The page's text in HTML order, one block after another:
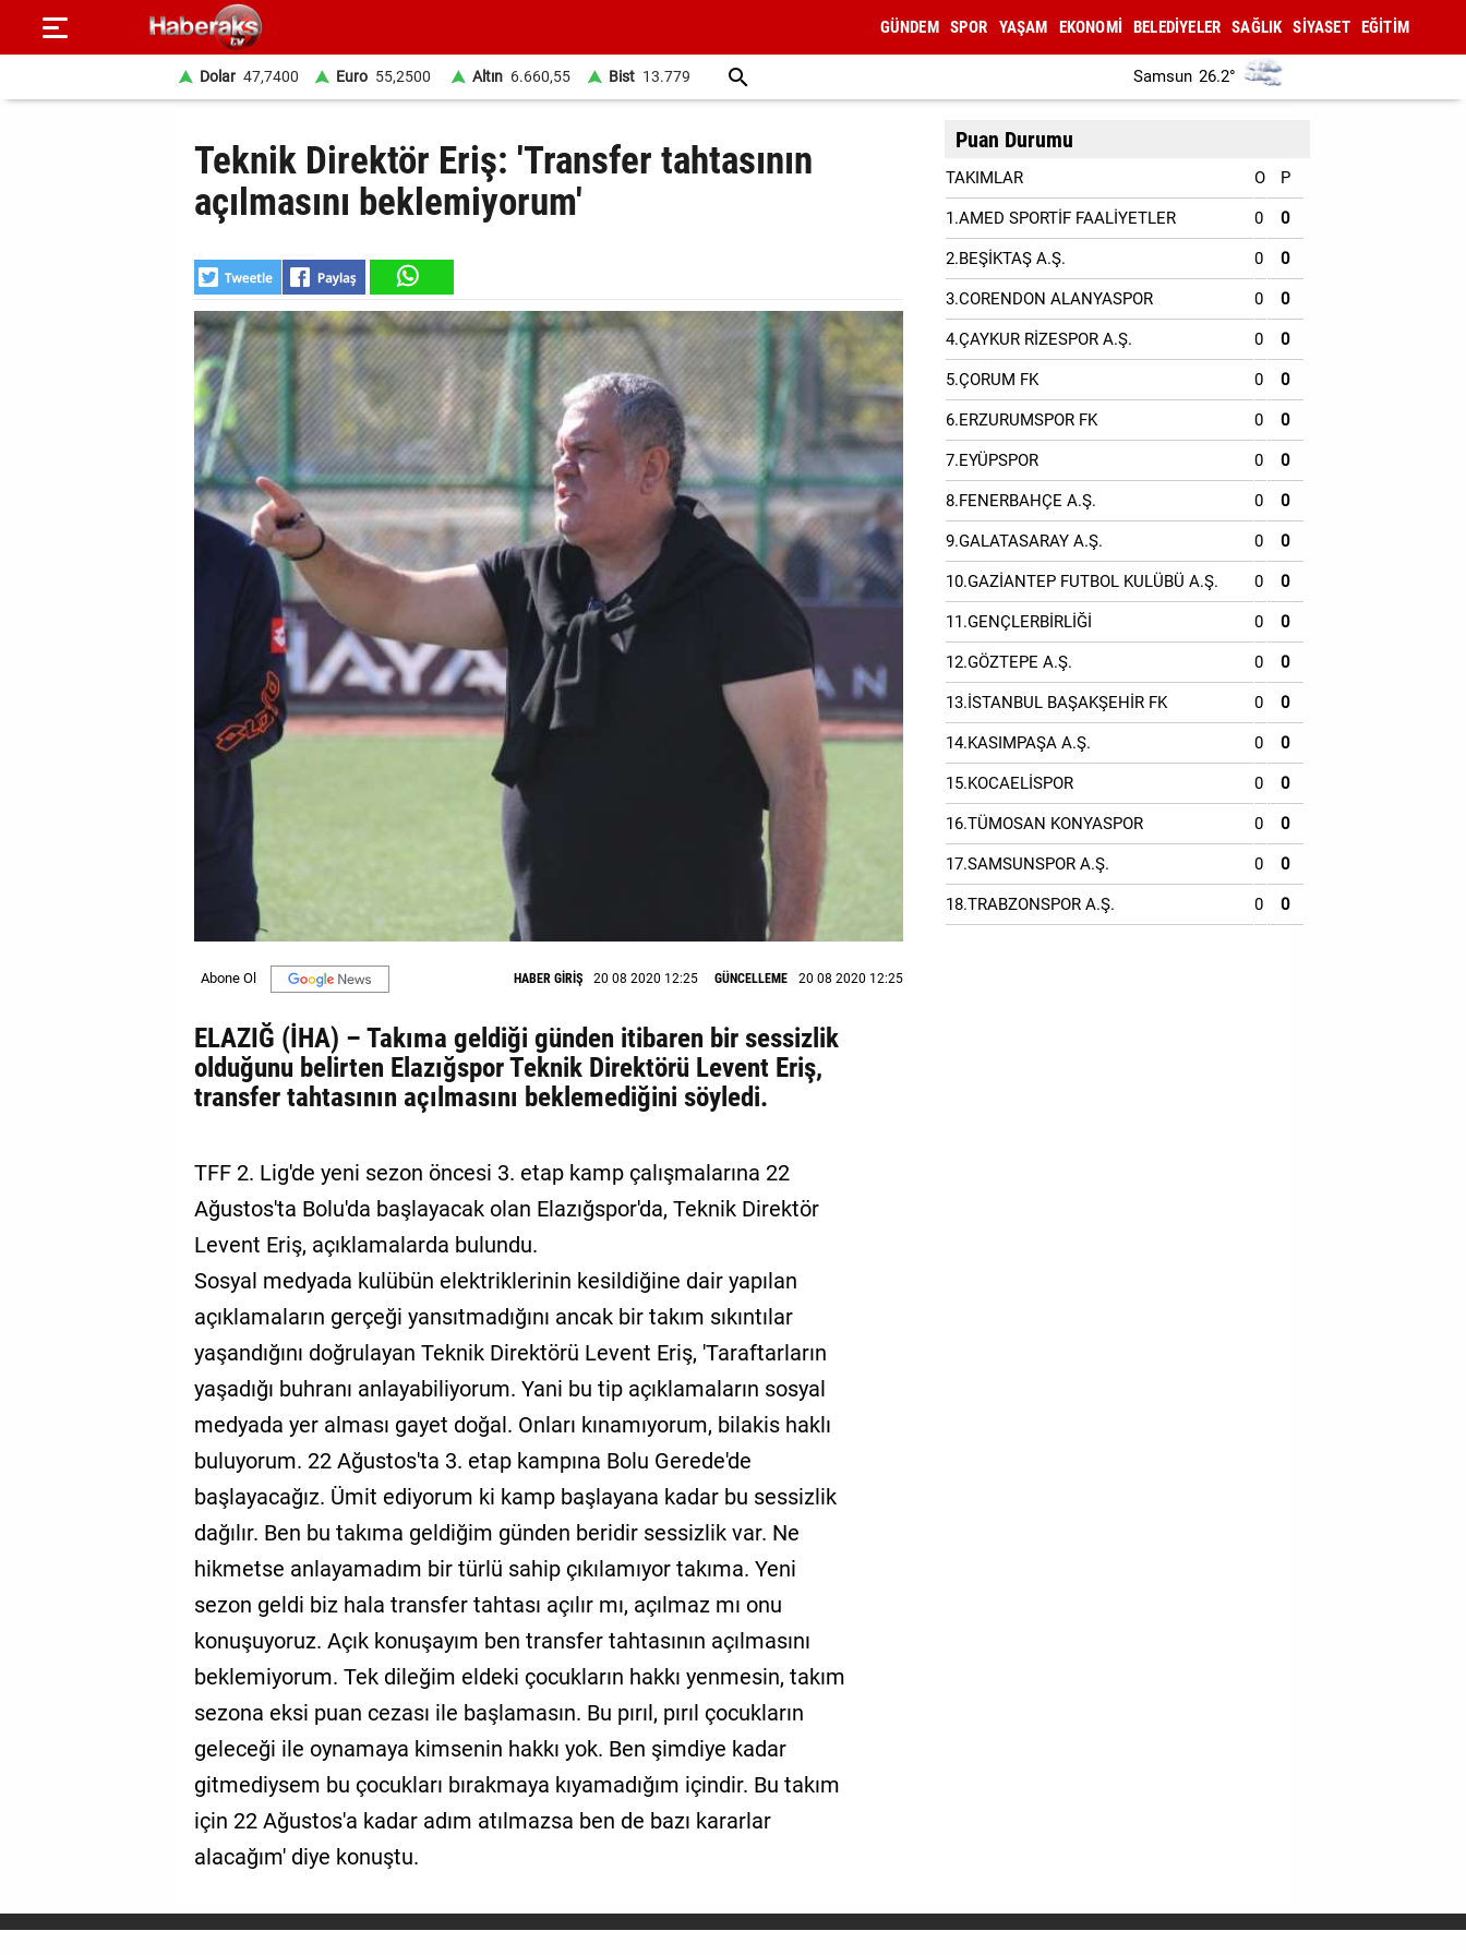
GÜNDEM SPOR YAŞAM EKONOMİ BELEDİYELER SAĞLIK SİYASET EĞİTİM
Dolar 47,7400 Euro 55,2500 Altın 6.660,55 Bist 13.779 Samsun 26.2°
Teknik Direktör Eriş: 'Transfer tahtasının
açılmasını beklemiyorum'
HABER GİRİŞ 20 08 2020 12:25 GÜNCELLEME 20 08 2020 12:25
ELAZIĞ (İHA) – Takıma geldiği günden itibaren bir sessizlik
olduğunu belirten Elazığspor Teknik Direktörü Levent Eriş,
transfer tahtasının açılmasını beklemediğini söyledi.
TFF 2. Lig'de yeni sezon öncesi 3. etap kamp çalışmalarına 22
Ağustos'ta Bolu'da başlayacak olan Elazığspor'da, Teknik Direktör
Levent Eriş, açıklamalarda bulundu.
Sosyal medyada kulübün elektriklerinin kesildiğine dair yapılan
açıklamaların gerçeği yansıtmadığını ancak bir takım sıkıntılar
yaşandığını doğrulayan Teknik Direktörü Levent Eriş, 'Taraftarların
yaşadığı buhranı anlayabiliyorum. Yani bu tip açıklamaların sosyal
medyada yer alması gayet doğal. Onları kınamıyorum, bilakis haklı
buluyorum. 22 Ağustos'ta 3. etap kampına Bolu Gerede'de
başlayacağız. Ümit ediyorum ki kamp başlayana kadar bu sessizlik
dağılır. Ben bu takıma geldiğim günden beridir sessizlik var. Ne
hikmetse anlayamadım bir türlü sahip çıkılamıyor takıma. Yeni
sezon geldi biz hala transfer tahtası açılır mı, açılmaz mı onu
konuşuyoruz. Açık konuşayım ben transfer tahtasının açılmasını
beklemiyorum. Tek dileğim eldeki çocukların hakkı yenmesin, takım
sezona eksi puan cezası ile başlamasın. Bu pırıl, pırıl çocukların
geleceği ile oynamaya kimsenin hakkı yok. Ben şimdiye kadar
gitmediysem bu çocukları bırakmaya kıyamadığım içindir. Bu takım
için 22 Ağustos'a kadar adım atılmazsa ben de bazı kararlar
alacağım' diye konuştu.
Puan Durumu
TAKIMLAR O P
1.AMED SPORTİF FAALİYETLER 0 0
2.BEŞİKTAŞ A.Ş. 0 0
3.CORENDON ALANYASPOR 0 0
4.ÇAYKUR RİZESPOR A.Ş. 0 0
5.ÇORUM FK 0 0
6.ERZURUMSPOR FK 0 0
7.EYÜPSPOR 0 0
8.FENERBAHÇE A.Ş. 0 0
9.GALATASARAY A.Ş. 0 0
10.GAZİANTEP FUTBOL KULÜBÜ A.Ş. 0 0
11.GENÇLERBİRLİĞİ 0 0
12.GÖZTEPE A.Ş. 0 0
13.İSTANBUL BAŞAKŞEHİR FK 0 0
14.KASIMPAŞA A.Ş. 0 0
15.KOCAELİSPOR 0 0
16.TÜMOSAN KONYASPOR 0 0
17.SAMSUNSPOR A.Ş. 0 0
18.TRABZONSPOR A.Ş. 0 0